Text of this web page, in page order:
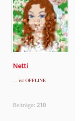
Netti
... ist OFFLINE
Beiträge: 210